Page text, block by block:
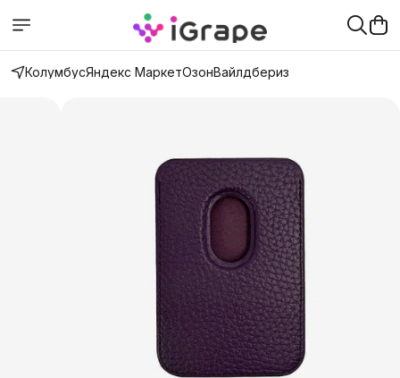
КолумбусЯндекс МаркетОзонВайлдбериз